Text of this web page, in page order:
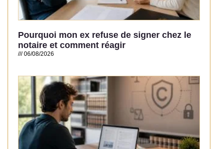
Pourquoi mon ex refuse de signer chez le
notaire et comment réagir
06/08/2026